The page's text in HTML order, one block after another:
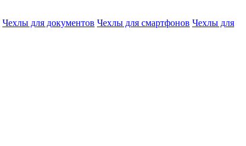
Чехлы для документов Чехлы для смартфонов Чехлы для